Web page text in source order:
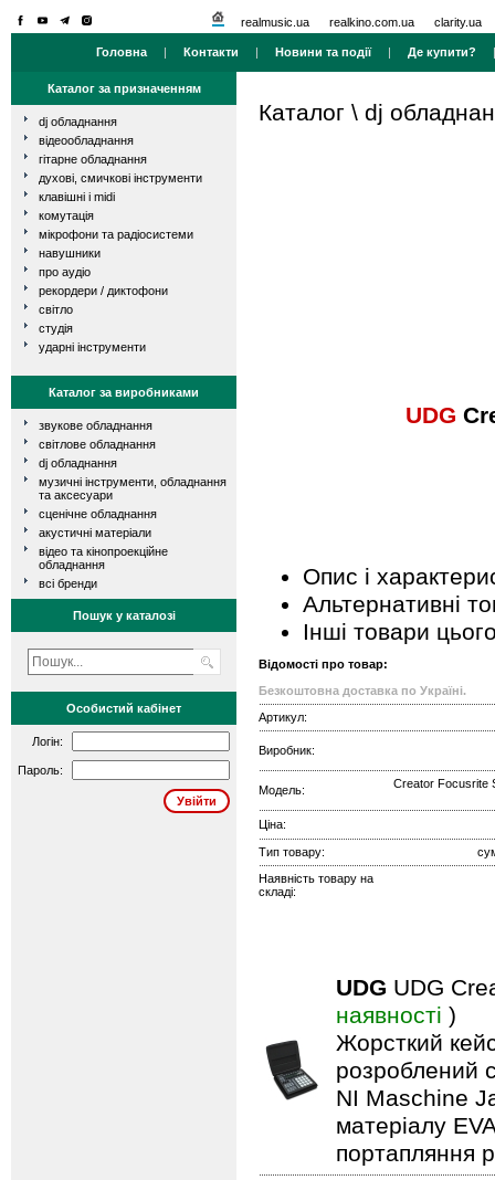
realmusic.ua realkino.com.ua clarity.ua
Головна | Контакти | Новини та події| Де купити?
Каталог за призначенням
dj обладнання
відеообладнання
гітарне обладнання
духові, смичкові інструменти
клавішні і midi
комутація
мікрофони та радіосистеми
навушники
про аудіо
рекордери / диктофони
світло
студія
ударні інструменти
Каталог за виробниками
звукове обладнання
світлове обладнання
dj обладнання
музичні інструменти, обладнання
та аксесуари
сценічне обладнання
акустичні матеріали
відео та кінопроекційне
обладнання
всі бренди
Пошук у каталозі
Особистий кабінет
Логін:
Пароль:
Каталог \ dj
UDG
Опис і
Альтернативні
Інші товари
Відомості про товар:
Безкоштовна доставка по Україні.
Артикул:
Виробник:
Модель: Creator Focusrite
Ціна:
Тип товару:
Наявність товару на
складі:
UDG UDG
наявності )
Жорсткий
розроблений
NI Maschine
матеріалу
портапляння